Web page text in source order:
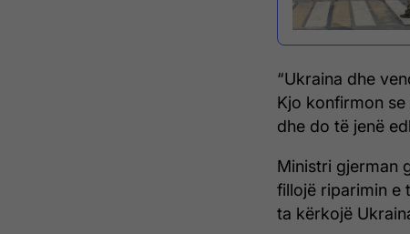
“Ukraina dhe
Kjo konfirmon
dhe do të jenë
Ministri gjerman
fillojë riparimin e
ta kërkojë